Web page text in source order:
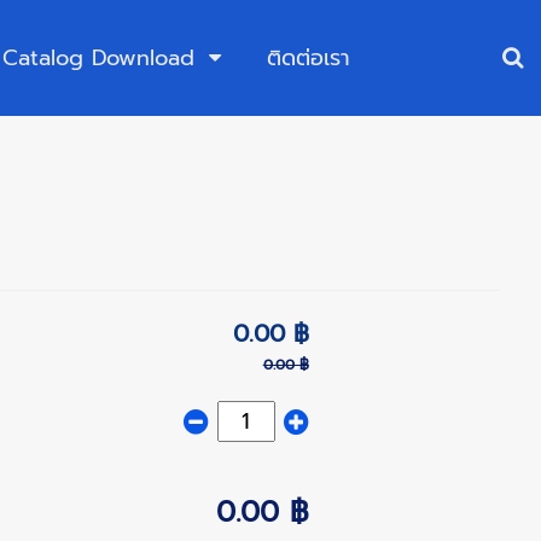
Catalog Download ติดต่อเรา
0.00 ฿
0.00 ฿
0.00 ฿